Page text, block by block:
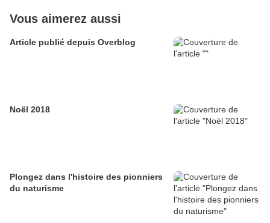
Vous aimerez aussi
Article publié depuis Overblog
Noël 2018
Plongez dans l'histoire des pionniers
du naturisme